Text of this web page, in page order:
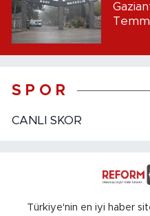
S P O R
CANLI SKOR
Türkiye'nin en iyi haber